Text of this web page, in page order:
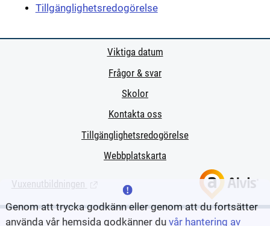
Tillgänglighetsredogörelse
Viktiga datum
Frågor & svar
Skolor
Kontakta oss
Tillgänglighetsredogörelse
Webbplatskarta
Vuxenutbildningen (Länk till extern sida.)
Genom att trycka godkänn eller genom att du fortsätter
använda vår hemsida godkänner duvår hantering av